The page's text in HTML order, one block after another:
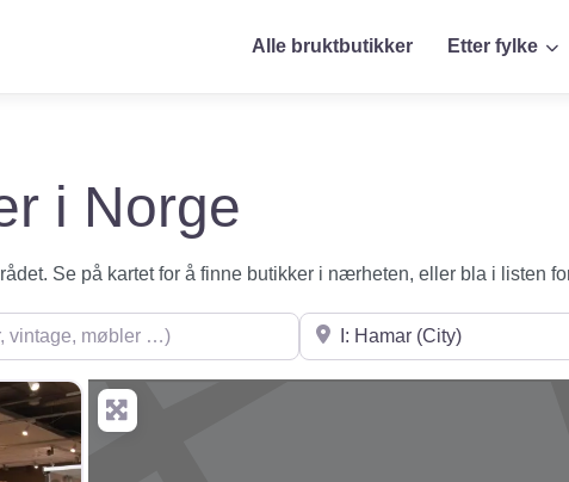
Alle bruktbutikker Etter fylke
i Norge
Se på kartet for å finne butikker i nærheten, eller bla i listen
møbler …) Søk i nærheten